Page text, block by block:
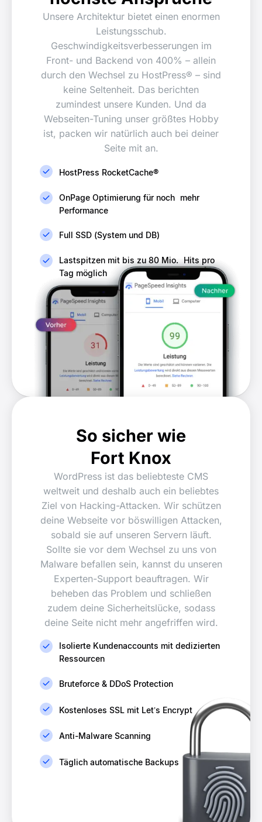
Unsere Architektur bietet einen enormen
Leistungsschub.
Geschwindigkeitsverbesserungen im
Front- und Backend von 400% – allein
durch den Wechsel zu HostPress® – sind
keine Seltenheit. Das berichten
zumindest unsere Kunden. Und da
Webseiten-Tuning unser größtes Hobby
ist, packen wir natürlich auch bei deiner
Seite mit an.
HostPress RocketCache®
OnPage Optimierung für noch mehr
Performance
Full SSD (System und DB)
Lastspitzen mit bis zu 80 Mio. Hits pro
Tag möglich
So sicher wie
Fort Knox
WordPress ist das beliebteste CMS
weltweit und deshalb auch ein beliebtes
Ziel von Hacking-Attacken. Wir schützen
deine Webseite vor böswilligen Attacken,
sobald sie auf unseren Servern läuft.
Sollte sie vor dem Wechsel zu uns von
Malware befallen sein, kannst du unseren
Experten-Support beauftragen. Wir
beheben das Problem und schließen
zudem deine Sicherheitslücke, sodass
deine Seite nicht mehr angefriffen wird.
Isolierte Kundenaccounts mit dedizierten
Ressourcen
Bruteforce & DDoS Protection​
Kostenloses SSL mit Let’s Encrypt
Anti-Malware Scanning
Täglich automatische Backups